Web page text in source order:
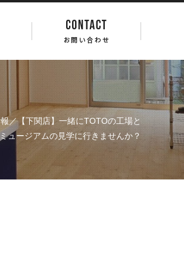
／【下関店】一緒にTOTOの工場と
ミュージアムの見学に行きませんか？